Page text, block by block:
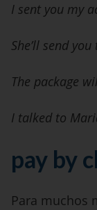
I sent you my
She’ll send
The package
I talked to
pay by
Para muchos